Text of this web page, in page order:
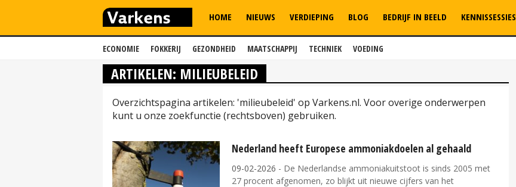
ECONOMIE FOKKERIJ GEZONDHEID MAATSCHAPPIJ TECHNIEK VOEDING
HOME NIEUWS VERDIEPING BLOG BEDRIJF IN BEELD KENNISSESSIES
ARTIKELEN: MILIEUBELEID
Overzichtspagina artikelen: 'milieubeleid' op Varkens.nl. Voor overige onderwerpen
kunt u onze zoekfunctie (rechtsboven) gebruiken.
Nederland heeft Europese ammoniakdoelen al gehaald
09-02-2026 - De Nederlandse ammoniakuitstoot is sinds 2005 met
27 procent afgenomen, zo blijkt uit nieuwe cijfers van het